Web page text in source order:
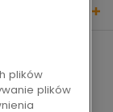
plików
plików